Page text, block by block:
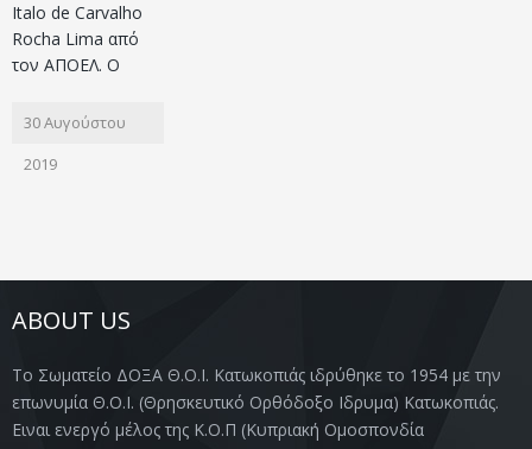
Italo de Carvalho
Rocha Lima από
τον ΑΠΟΕΛ. Ο
30 Αυγούστου
2019
ABOUT US
Το Σωματείο ΔΟΞΑ Θ.Ο.Ι. Κατωκοπιάς ιδρύθηκε το 1954 με την
επωνυμία Θ.Ο.Ι. (Θρησκευτικό Ορθόδοξο Ιδρυμα) Κατωκοπιάς.
Ειναι ενεργό μέλος της Κ.Ο.Π (Κυπριακή Ομοσπονδία